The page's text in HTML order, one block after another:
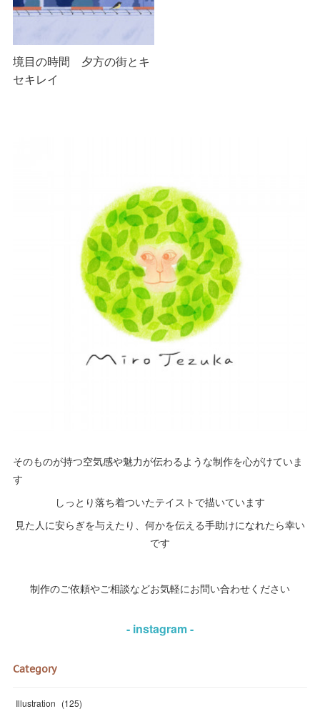
境目の時間 夕方の街とキ
セキレイ
そのものが持つ空気感や魅力が伝わるような制作を心がけていま
す
しっとり落ち着ついたテイストで描いています
見た人に安らぎを与えたり、何かを伝える手助けになれたら幸い
です
制作のご依頼やご相談などお気軽にお問い合わせください
- instagram -
Category
Illustration (125)